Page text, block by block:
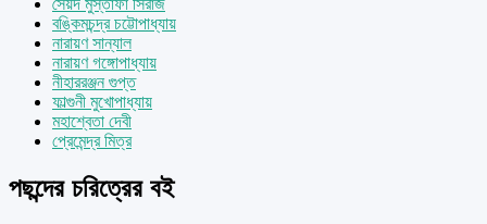
সৈয়দ মুস্তাফা সিরাজ
বঙ্কিমচন্দ্র চট্টোপাধ্যায়
নারায়ণ সান্যাল
নারায়ণ গঙ্গোপাধ্যায়
নীহাররঞ্জন গুপ্ত
ফাল্গুনী মুখোপাধ্যায়
মহাশ্বেতা দেবী
প্রেমেন্দ্র মিত্র
পছন্দের চরিত্রের বই